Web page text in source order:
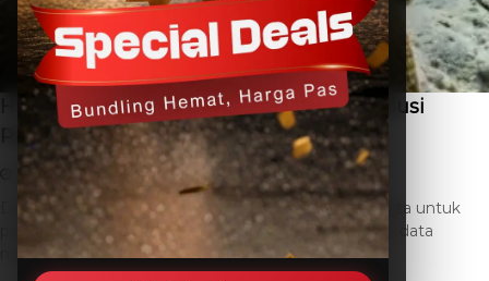
Blogs
HOBO Pendant Data Logger Adalah: Solusi
Pantau Suhu Air
February 18, 2026 THC SEO Leave a Comment
Dalam era modern yang semakin mengandalkan data untuk
pengambilan keputusan akurat, perangkat pencatat data
memegang peranan krusial. Salah satu inovasi […]